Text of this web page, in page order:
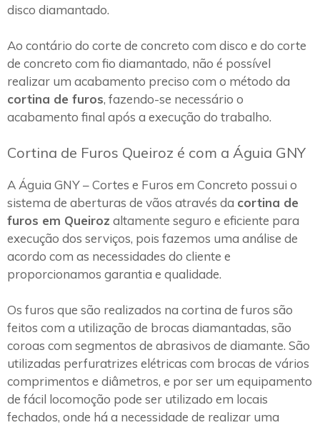
disco diamantado.
Ao contário do corte de concreto com disco e do corte
de concreto com fio diamantado, não é possível
realizar um acabamento preciso com o método da
cortina de furos, fazendo-se necessário o
acabamento final após a execução do trabalho.
Cortina de Furos Queiroz é com a Águia GNY
A Águia GNY – Cortes e Furos em Concreto possui o
sistema de aberturas de vãos através da cortina de
furos em Queiroz altamente seguro e eficiente para
execução dos serviços, pois fazemos uma análise de
acordo com as necessidades do cliente e
proporcionamos garantia e qualidade.
Os furos que são realizados na cortina de furos são
feitos com a utilização de brocas diamantadas, são
coroas com segmentos de abrasivos de diamante. São
utilizadas perfuratrizes elétricas com brocas de vários
comprimentos e diâmetros, e por ser um equipamento
de fácil locomoção pode ser utilizado em locais
fechados, onde há a necessidade de realizar uma